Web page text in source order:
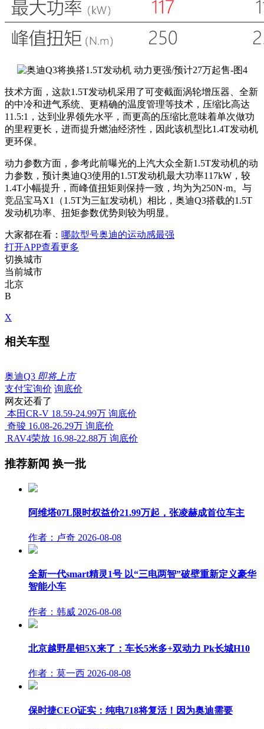
技术方面，这款1.5T发动机采用了可变截面涡轮增压器、全新
的中冷和进气系统、更精确的温度管理等技术，压缩比高达
11.5:1，达到业界领先水平，而更高的压缩比意味着单次做功
的里程更长，进而提升燃油经济性，因此该机型比1.4T发动机
更环保。
动力参数方面，参考此前曝光的上汽大众全新1.5T发动机的动
力参数，预计奥迪Q3使用的1.5T发动机最大功率117kW，较
1.4T小幅提升 ，而峰值扭矩则保持一致，均为为250N·m。与
竞品宝马X1（1.5T为三缸发动机）相比，奥迪Q3搭载的1.5T
发动机功率、扭矩参数优势则较为明显。
大家都在看： 哪款型号奥迪的运动感最强
打开APP查看更多
切换城市
当前城市
北京
B
X
相关车型
奥迪Q3 即将上市
支付宝询价 询底价
网友还看了
本田CR-V 18.59-24.99万 询底价
奇骏 16.08-26.29万 询底价
RAV4荣放 16.98-22.88万 询底价
推荐新闻 换一批
阿维塔07L限时权益价21.99万起，张凌赫成首位车主
作者：卢奇 2026-08-08
全新一代smart精灵1号 以“三电两智”破壁重新定义豪华
智能小车
作者：韩威 2026-08-08
北京越野星钽5X来了：车长5米多+双动力 Pk长城H10
作者：莫一西 2026-08-08
保时捷CEO证实：纯电718将复活！因为奥迪需要